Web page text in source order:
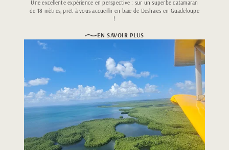
Une excellente expérience en perspective : sur un superbe catamaran
de 18 mètres, prêt à vous accueillir en baie de Deshaies en Guadeloupe
!
EN SAVOIR PLUS